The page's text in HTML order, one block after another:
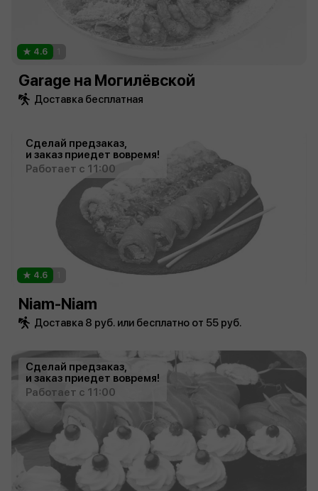
4.6
Garage на Могилёвской
Доставка бесплатная
Сделай предзаказ,
и заказ приедет вовремя!
Работает с 11:00
4.6
Niam-Niam
Доставка 8 руб. или бесплатно от 55 руб.
Сделай предзаказ,
и заказ приедет вовремя!
Работает с 11:00